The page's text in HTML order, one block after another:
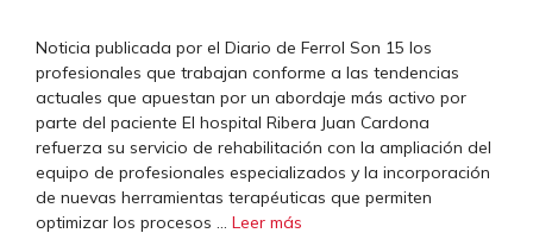
Noticia publicada por el Diario de Ferrol Son 15 los
profesionales que trabajan conforme a las tendencias
actuales que apuestan por un abordaje más activo por
parte del paciente El hospital Ribera Juan Cardona
refuerza su servicio de rehabilitación con la ampliación del
equipo de profesionales especializados y la incorporación
de nuevas herramientas terapéuticas que permiten
optimizar los procesos … Leer más